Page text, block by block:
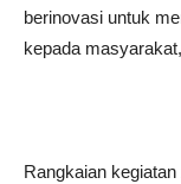
berinovasi untuk
kepada
Rangkaian